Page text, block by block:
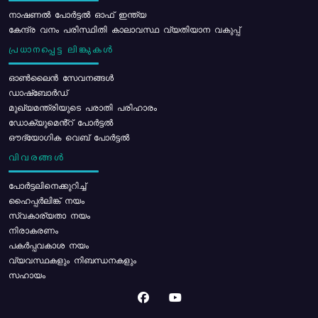
നാഷണൽ പോർട്ടൽ ഓഫ് ഇന്ത്യ
കേന്ദ്ര വനം പരിസ്ഥിതി കാലാവസ്ഥ വ്യതിയാന വകുപ്പ്
പ്രധാനപ്പെട്ട ലിങ്കുകൾ
ഓൺലൈൻ സേവനങ്ങൾ
ഡാഷ്ബോർഡ്
മുഖ്യമന്ത്രിയുടെ പരാതി പരിഹാരം
ഡോക്യുമെൻ്റ് പോർട്ടൽ
ഔദ്യോഗിക വെബ് പോർട്ടൽ
വിവരങ്ങൾ
പോര്‍ട്ടലിനെക്കുറിച്ച്
ഹൈപ്പർലിങ്ക് നയം
സ്വകാര്യതാ നയം
നിരാകരണം
പകർപ്പവകാശ നയം
വ്യവസ്ഥകളും നിബന്ധനകളും
സഹായം